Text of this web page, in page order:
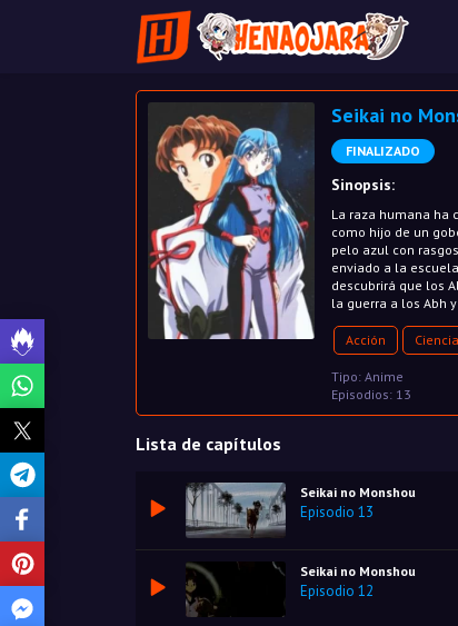
Seikai no
FINALIZADO
Sinopsis:
La raza humana ha
como hijo de un
pelo azul con
enviado a la
descubrirá que los
la guerra a los Abh
Acción
Tipo: Anime
Episodios: 13
Lista de capítulos
Seikai no Monshou
Episodio 13
Seikai no Monshou
Episodio 12